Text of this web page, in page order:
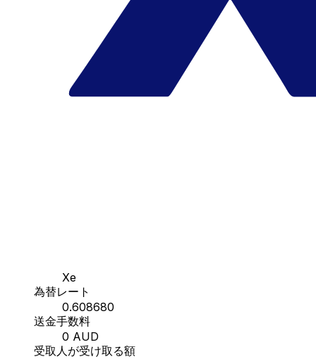
Xe
為替レート
0.608680
送金手数料
0 AUD
受取人が受け取る額